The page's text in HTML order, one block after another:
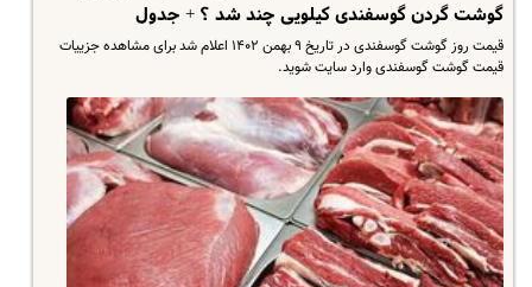
گوشت گردن گوسفندی کیلویی چند شد ؟ + جدول
قیمت روز گوشت گوسفندی در تاریخ ۹ بهمن ۱۴۰۲ اعلام شد برای مشاهده جزییات
قیمت گوشت گوسفندی وارد سایت شوید.